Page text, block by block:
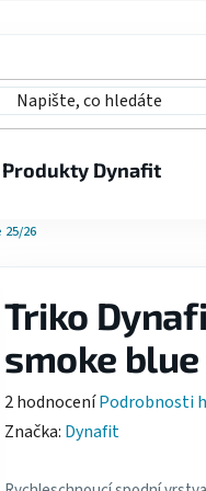
Produkty Dynafit
26
Triko
smoke
Průměrné
hodnocení
2 hodnoceníPodrobnosti
Značka: Dynafit